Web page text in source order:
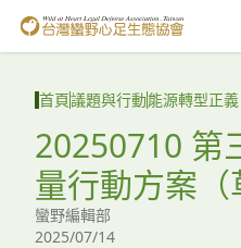
台灣蠻野心足生態協會
環境教育
白海豚媽祖宮
首頁議題與行動能源轉型正義
20250710 第
量行動方案
蠻野編輯部
2025/07/14